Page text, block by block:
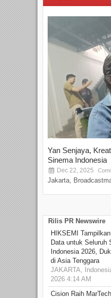
Yan Senjaya,
Sinema Indonesia
Dec 22, 2025
Jakarta,
Rilis PR Newswire
HIKSEMI
Data untuk Seluruh
Indonesia 2026,
di Asia Tenggara
JAKARTA,
2026 4:14 AM
Cision Raih